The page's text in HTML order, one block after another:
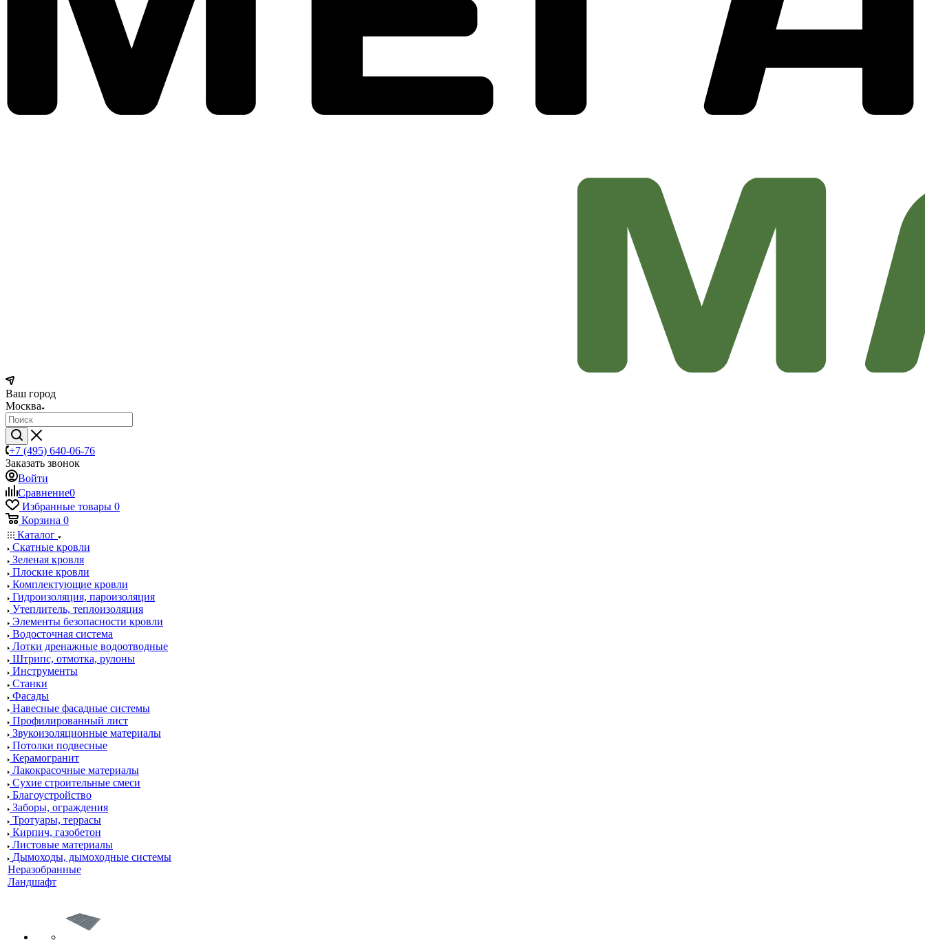
Ваш город
Москва
+7 (495) 640-06-76
Заказать звонок
Войти
Сравнение0
Избранные товары 0
Корзина 0
Каталог
Скатные кровли
Зеленая кровля
Плоские кровли
Комплектующие кровли
Гидроизоляция, пароизоляция
Утеплитель, теплоизоляция
Элементы безопасности кровли
Водосточная система
Лотки дренажные водоотводные
Штрипс, отмотка, рулоны
Инструменты
Станки
Фасады
Навесные фасадные системы
Профилированный лист
Звукоизоляционные материалы
Потолки подвесные
Керамогранит
Лакокрасочные материалы
Сухие строительные смеси
Благоустройство
Заборы, ограждения
Тротуары, террасы
Кирпич, газобетон
Листовые материалы
Дымоходы, дымоходные системы
Неразобранные
Ландшафт